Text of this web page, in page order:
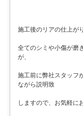
施工後のリアの仕上が
全てのシミや小傷が磨
が、
施工前に弊社スタッフ
ながら説明致
しますので、お気軽に